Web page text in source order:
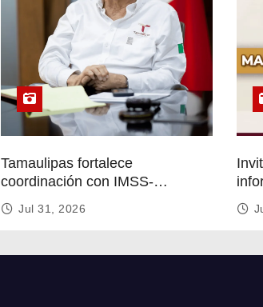
Tamaulipas fortalece
coordinación con IMSS-
Bienestar para mejorar servicios
de salud
Jul 31, 2026